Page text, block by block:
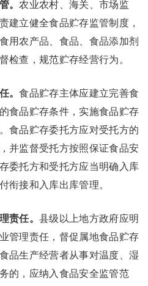
。农业农村、海关、市场监
建立健全食品贮存监管制度，
用农产品、食品、食品添加剂
检查，规范贮存经营行为。
。食品贮存主体应建立完善食
食品贮存条件，实施食品贮存
食品贮存委托方应对受托方的
并监督受托方按照保证食品安
委托方和受托方应当明确入库
衔接和入库出库管理。
责任。县级以上地方政府应明
管理责任，督促属地食品贮存
品生产经营者从事对温度、湿
的，应纳入食品安全监管范